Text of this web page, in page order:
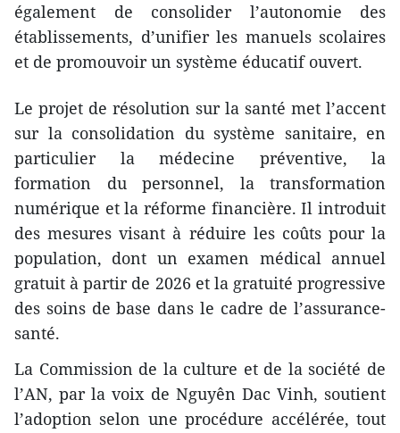
également de consolider l’autonomie des
établissements, d’unifier les manuels scolaires
et de promouvoir un système éducatif ouvert.
Le projet de résolution sur la santé met l’accent
sur la consolidation du système sanitaire, en
particulier la médecine préventive, la
formation du personnel, la transformation
numérique et la réforme financière. Il introduit
des mesures visant à réduire les coûts pour la
population, dont un examen médical annuel
gratuit à partir de 2026 et la gratuité progressive
des soins de base dans le cadre de l’assurance-
santé.
La Commission de la culture et de la société de
l’AN, par la voix de Nguyên Dac Vinh, soutient
l’adoption selon une procédure accélérée, tout